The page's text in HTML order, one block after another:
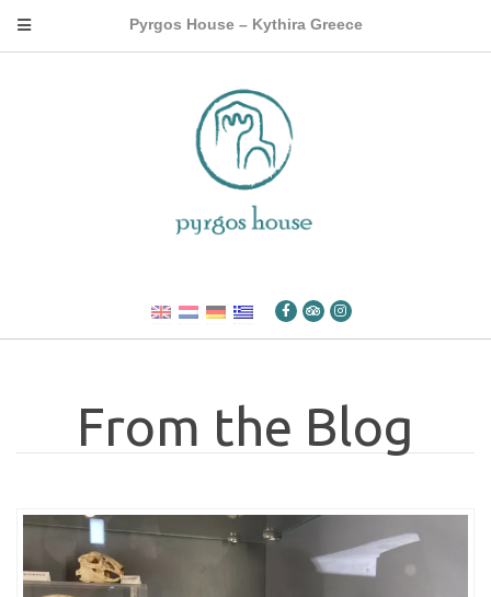
Pyrgos House – Kythira Greece
From the Blog